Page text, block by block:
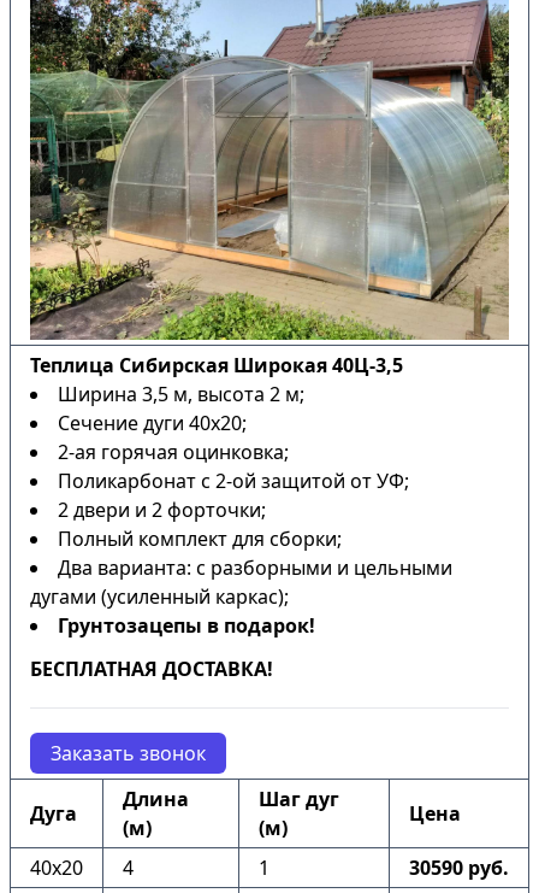
Теплица Сибирская Широкая 40Ц-3,5
Ширина 3,5 м, высота 2 м;
Сечение дуги 40х20;
2-ая горячая оцинковка;
Поликарбонат с 2-ой защитой от УФ;
2 двери и 2 форточки;
Полный комплект для сборки;
Два варианта: с разборными и цельными
дугами (усиленный каркас);
Грунтозацепы в подарок!
БЕСПЛАТНАЯ ДОСТАВКА!
Заказать звонок
Дуга
Длина
(м)
Шаг дуг
(м)
Цена
40х20 4 1
30590 руб.